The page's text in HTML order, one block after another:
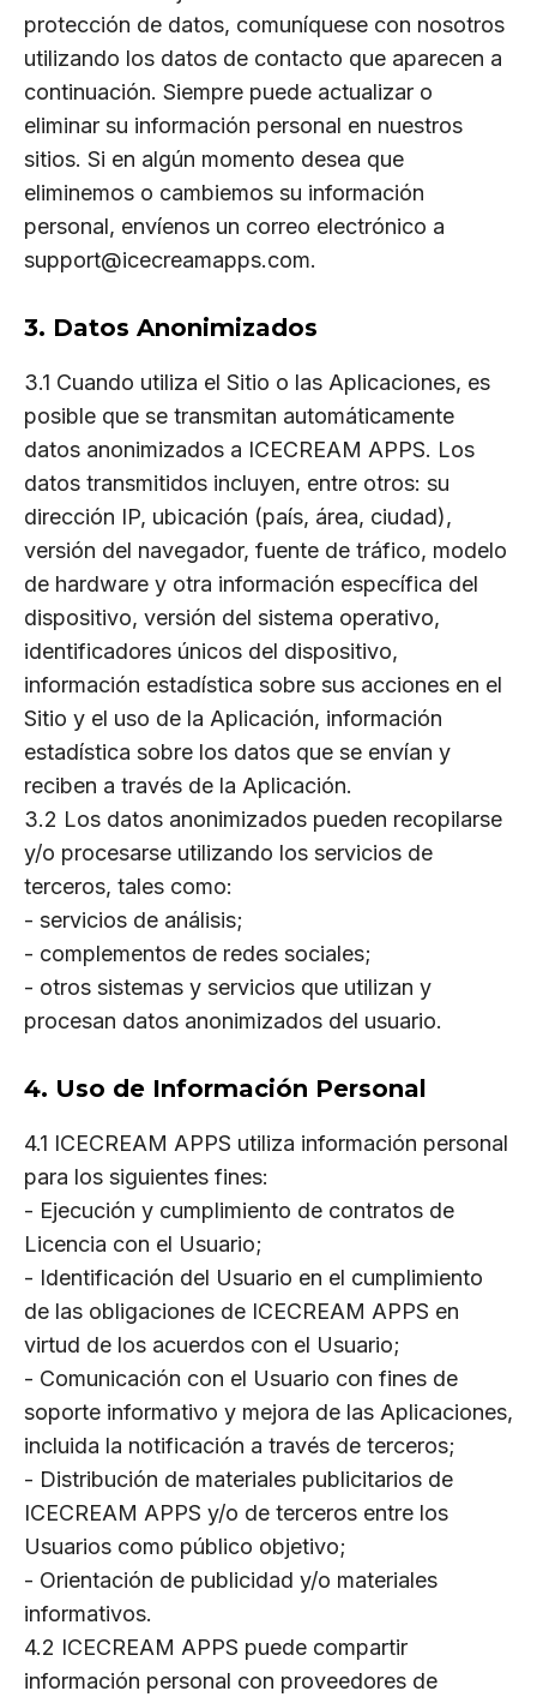
protección de datos, comuníquese con nosotros
utilizando los datos de contacto que aparecen a
continuación. Siempre puede actualizar o
eliminar su información personal en nuestros
sitios. Si en algún momento desea que
eliminemos o cambiemos su información
personal, envíenos un correo electrónico a
support@icecreamapps.com.
3. Datos Anonimizados
3.1 Cuando utiliza el Sitio o las Aplicaciones, es
posible que se transmitan automáticamente
datos anonimizados a ICECREAM APPS. Los
datos transmitidos incluyen, entre otros: su
dirección IP, ubicación (país, área, ciudad),
versión del navegador, fuente de tráfico, modelo
de hardware y otra información específica del
dispositivo, versión del sistema operativo,
identificadores únicos del dispositivo,
información estadística sobre sus acciones en el
Sitio y el uso de la Aplicación, información
estadística sobre los datos que se envían y
reciben a través de la Aplicación.
3.2 Los datos anonimizados pueden recopilarse
y/o procesarse utilizando los servicios de
terceros, tales como:
- servicios de análisis;
- complementos de redes sociales;
- otros sistemas y servicios que utilizan y
procesan datos anonimizados del usuario.
4. Uso de Información Personal
4.1 ICECREAM APPS utiliza información personal
para los siguientes fines:
- Ejecución y cumplimiento de contratos de
Licencia con el Usuario;
- Identificación del Usuario en el cumplimiento
de las obligaciones de ICECREAM APPS en
virtud de los acuerdos con el Usuario;
- Comunicación con el Usuario con fines de
soporte informativo y mejora de las Aplicaciones,
incluida la notificación a través de terceros;
- Distribución de materiales publicitarios de
ICECREAM APPS y/o de terceros entre los
Usuarios como público objetivo;
- Orientación de publicidad y/o materiales
informativos.
4.2 ICECREAM APPS puede compartir
información personal con proveedores de